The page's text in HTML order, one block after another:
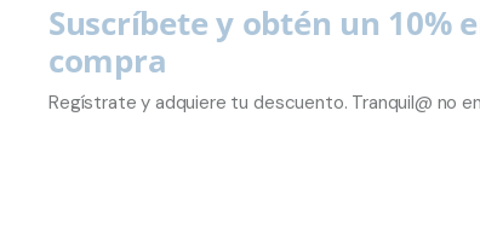
Suscríbete y obtén un 10%
compra
Regístrate y adquiere tu descuento. Tranquil@ no